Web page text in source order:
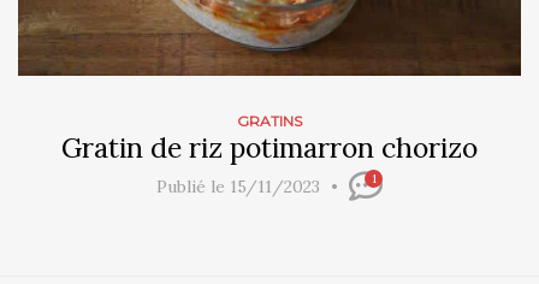
GRATINS
Gratin de riz potimarron chorizo
Publié le 15/11/2023 1